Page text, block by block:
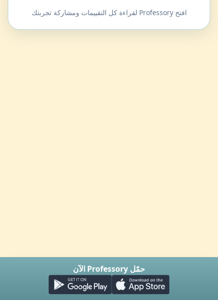
افتح Professory لقراءة كل التقييمات ومشاركة تجربتك
حمّل Professory الآن